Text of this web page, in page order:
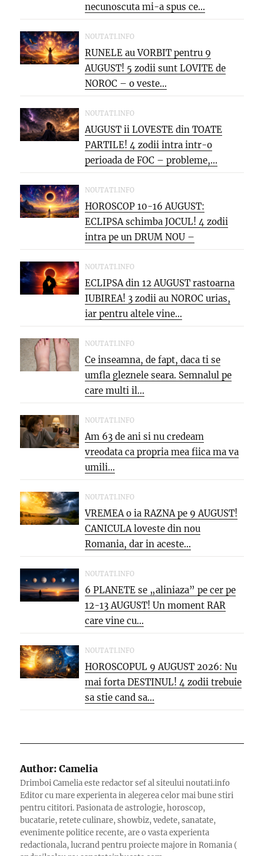
necunoscuta mi-a spus ce...
NOUTATI.INFO
RUNELE au VORBIT pentru 9
AUGUST! 5 zodii sunt LOVITE de
NOROC – o veste...
NOUTATI.INFO
AUGUST ii LOVESTE din TOATE
PARTILE! 4 zodii intra intr-o
perioada de FOC – probleme,...
NOUTATI.INFO
HOROSCOP 10-16 AUGUST:
ECLIPSA schimba JOCUL! 4 zodii
intra pe un DRUM NOU –
oportunitati...
NOUTATI.INFO
ECLIPSA din 12 AUGUST rastoarna
IUBIREA! 3 zodii au NOROC urias,
iar pentru altele vine...
NOUTATI.INFO
Ce inseamna, de fapt, daca ti se
umfla gleznele seara. Semnalul pe
care multi il...
NOUTATI.INFO
Am 63 de ani si nu credeam
vreodata ca propria mea fiica ma va
umili...
NOUTATI.INFO
VREMEA o ia RAZNA pe 9 AUGUST!
CANICULA loveste din nou
Romania, dar in aceste...
NOUTATI.INFO
6 PLANETE se „aliniaza” pe cer pe
12-13 AUGUST! Un moment RAR
care vine cu...
NOUTATI.INFO
HOROSCOPUL 9 AUGUST 2026: Nu
mai forta DESTINUL! 4 zodii trebuie
sa stie cand sa...
Author: Camelia
Drimboi Camelia este redactor sef al siteului noutati.info
Editor cu mare experienta in alegerea celor mai bune stiri
pentru cititori. Pasionata de astrologie, horoscop,
bucatarie, retete culinare, showbiz, vedete, sanatate,
evenimente politice recente, are o vasta experienta
redactionala, lucrand pentru proiecte majore in Romania (